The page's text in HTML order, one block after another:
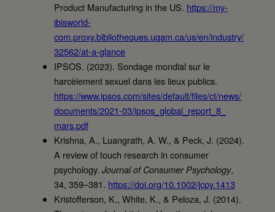
Product Manufacturing in the US. https://my-
ibisworld-
com.proxy.bibliotheques.uqam.ca/us/en/industry/
32562/at-a-glance
IPSOS. (2023). Sondage mondial sur le
harcèlement sexuel dans les lieux publics.
https://www.ipsos.com/sites/default/files/ct/news/
documents/2021-03/ipsos_global_report_8_
mars.pdf
Krishna, A., Luangrath, A. W., & Peck, J. (2024).
A review of touch research in consumer
psychology. Journal of Consumer Psychology,
34, 359–381. https://doi.org/10.1002/jcpy.1413
Kristofferson, K., White, K., & Peloza, J. (2014).